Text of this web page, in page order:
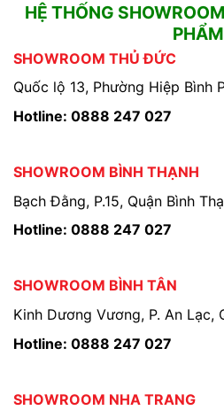
HỆ THỐNG
PHẨM
SHOWROOM THỦ ĐỨC
Quốc lộ 13, Phường Hiệp Bình
Hotline: 0888 247 027
SHOWROOM BÌNH THẠNH
Bạch Đằng, P.15, Quận Bình
Hotline: 0888 247 027
SHOWROOM BÌNH TÂN
Kinh Dương Vương, P. An Lạc,
Hotline: 0888 247 027
SHOWROOM NHA TRANG